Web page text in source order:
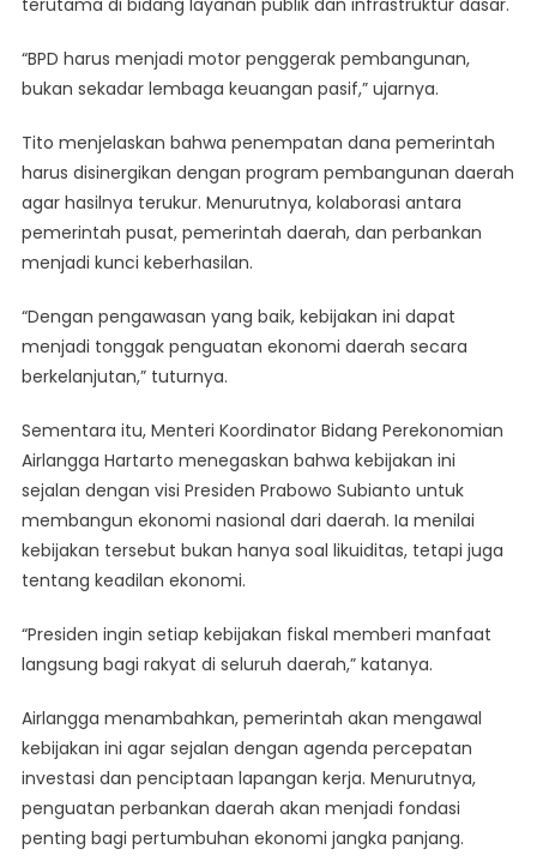
terutama di bidang layanan publik dan infrastruktur dasar.
“BPD harus menjadi motor penggerak pembangunan,
bukan sekadar lembaga keuangan pasif,” ujarnya.
Tito menjelaskan bahwa penempatan dana pemerintah
harus disinergikan dengan program pembangunan daerah
agar hasilnya terukur. Menurutnya, kolaborasi antara
pemerintah pusat, pemerintah daerah, dan perbankan
menjadi kunci keberhasilan.
“Dengan pengawasan yang baik, kebijakan ini dapat
menjadi tonggak penguatan ekonomi daerah secara
berkelanjutan,” tuturnya.
Sementara itu, Menteri Koordinator Bidang Perekonomian
Airlangga Hartarto menegaskan bahwa kebijakan ini
sejalan dengan visi Presiden Prabowo Subianto untuk
membangun ekonomi nasional dari daerah. Ia menilai
kebijakan tersebut bukan hanya soal likuiditas, tetapi juga
tentang keadilan ekonomi.
“Presiden ingin setiap kebijakan fiskal memberi manfaat
langsung bagi rakyat di seluruh daerah,” katanya.
Airlangga menambahkan, pemerintah akan mengawal
kebijakan ini agar sejalan dengan agenda percepatan
investasi dan penciptaan lapangan kerja. Menurutnya,
penguatan perbankan daerah akan menjadi fondasi
penting bagi pertumbuhan ekonomi jangka panjang.